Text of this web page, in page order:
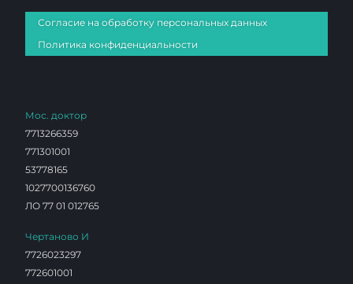
Согласие на обработку персональных данных
Политика конфиденциальности
Мос. доктор
7713266359
771301001
53778165
1027700136760
ЛО 77 01 012765
Чертаново И
7726023297
772601001